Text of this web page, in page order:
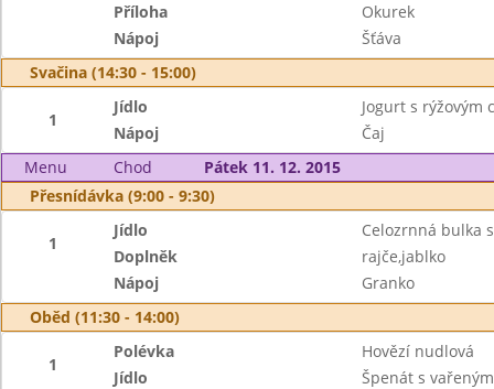
Příloha
Okurek
Nápoj
Šťáva
Svačina (14:30 - 15:00)
1
Jídlo
Jogurt s rýžovým
Nápoj
Čaj
Menu
Chod
Pátek 11. 12. 2015
Přesnídávka (9:00 - 9:30)
1
Jídlo
Celozrnná bulka
Doplněk
rajče,jablko
Nápoj
Granko
Oběd (11:30 - 14:00)
1
Polévka
Hovězí nudlová
Jídlo
Špenát s